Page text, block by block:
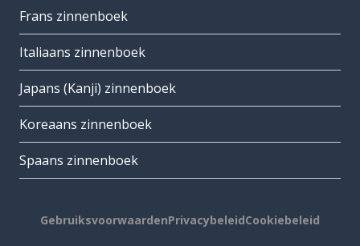
Frans zinnenboek
Italiaans zinnenboek
Japans (Kanji) zinnenboek
Koreaans zinnenboek
Spaans zinnenboek
GebruiksvoorwaardenPrivacybeleidCookiebeleid